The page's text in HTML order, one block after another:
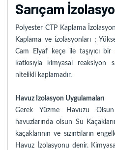
Sarıçam
Polyester CTP Kaplama
Kaplama ve izolasyonları ;
Cam Elyaf keçe ile taşıyıcı
katkısıyla kimyasal
nitelikli kaplamadır.
Havuz Izolasyon Uygulamaları
Gerek Yüzme Havuzu
havuzlarında olsun Su
kaçaklarının ve sızıntıların
Havuz İzolasyonu denir.